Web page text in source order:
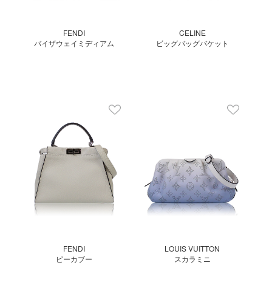
FENDI
バイザウェイミディアム
CELINE
ビッグバッグバケット
FENDI
ピーカブー
LOUIS VUITTON
スカラミニ